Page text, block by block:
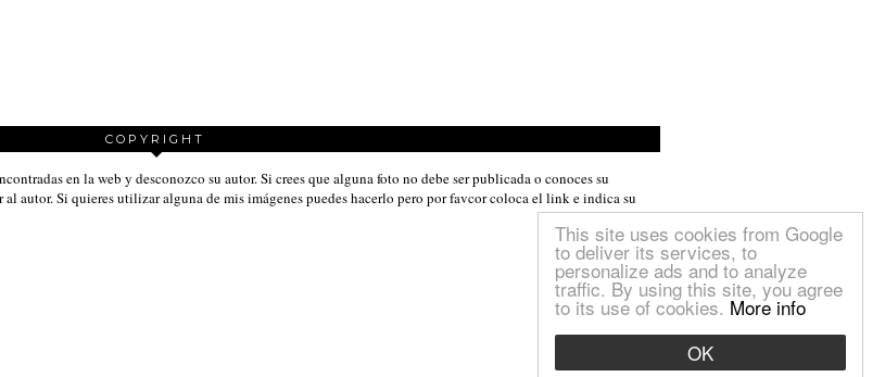
OK
This site uses cookies from Google
to deliver its services, to
personalize ads and to analyze
traffic. By using this site, you agree
to its use of cookies. More info
COPYRIGHT
en la web y desconozco su autor. Si crees que alguna foto no debe ser publicada o conoces su
autor. Si quieres utilizar alguna de mis imágenes puedes hacerlo pero por favcor coloca el link e indica su